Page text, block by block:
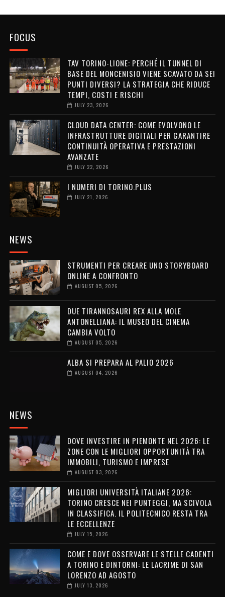
FOCUS
TAV TORINO-LIONE: PERCHÉ IL TUNNEL DI
BASE DEL MONCENISIO VIENE SCAVATO DA SEI
PUNTI DIVERSI? LA STRATEGIA CHE RIDUCE
TEMPI, COSTI E RISCHI
JULY 23, 2026
CLOUD DATA CENTER: COME EVOLVONO LE
INFRASTRUTTURE DIGITALI PER GARANTIRE
CONTINUITÀ OPERATIVA E PRESTAZIONI
AVANZATE
JULY 22, 2026
I NUMERI DI TORINO.PLUS
JULY 21, 2026
NEWS
STRUMENTI PER CREARE UNO STORYBOARD
ONLINE A CONFRONTO
AUGUST 05, 2026
DUE TIRANNOSAURI REX ALLA MOLE
ANTONELLIANA: IL MUSEO DEL CINEMA
CAMBIA VOLTO
AUGUST 05, 2026
ALBA SI PREPARA AL PALIO 2026
AUGUST 04, 2026
NEWS
DOVE INVESTIRE IN PIEMONTE NEL 2026: LE
ZONE CON LE MIGLIORI OPPORTUNITÀ TRA
IMMOBILI, TURISMO E IMPRESE
AUGUST 03, 2026
MIGLIORI UNIVERSITÀ ITALIANE 2026:
TORINO CRESCE NEI PUNTEGGI, MA SCIVOLA
IN CLASSIFICA. IL POLITECNICO RESTA TRA
LE ECCELLENZE
JULY 15, 2026
COME E DOVE OSSERVARE LE STELLE CADENTI
A TORINO E DINTORNI: LE LACRIME DI SAN
LORENZO AD AGOSTO
JULY 13, 2026